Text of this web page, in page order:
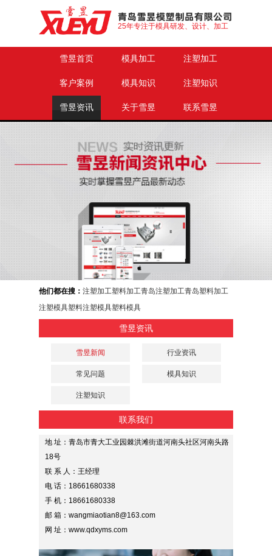
25年专注于模具研发、设计、加工
雪昱首页 模具加工 注塑加工
客户案例 模具知识 注塑知识
雪昱资讯 关于雪昱 联系雪昱
他们都在搜： 注塑加工塑料加工青岛注塑加工青岛塑料加工
注塑模具塑料注塑模具塑料模具
雪昱资讯
雪昱新闻 行业资讯
常见问题 模具知识
注塑知识
联系我们
地 址：青岛市青大工业园棘洪滩街道河南头社区河南头路
18号
联 系 人：王经理
电 话：18661680338
手 机：18661680338
邮 箱：wangmiaotian8@163.com
网 址：www.qdxyms.com